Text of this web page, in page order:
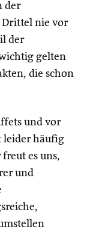
der
Drittel nie vor
der
gelten
die schon
und vor
leider häufig
es uns,
und